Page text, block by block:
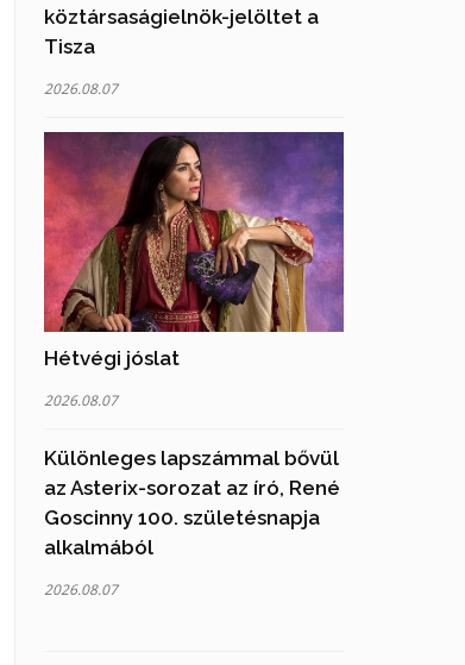
köztársaságielnök-jelöltet a
Tisza
2026.08.07
Hétvégi jóslat
2026.08.07
Különleges lapszámmal bővül
az Asterix-sorozat az író, René
Goscinny 100. születésnapja
alkalmából
2026.08.07